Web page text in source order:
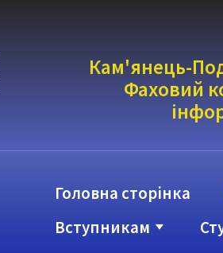
Кам'янець-
Фаховий
Головна сторінка
Вступникам